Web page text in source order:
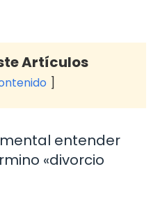
Artículos
entender
«divorcio